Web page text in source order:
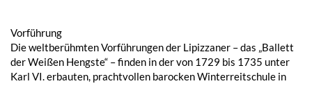
Vorführung
Die weltberühmten Vorführungen der Lipizzaner – das „Ballett
der Weißen Hengste“ – finden in der von 1729 bis 1735 unter
Karl VI. erbauten, prachtvollen barocken Winterreitschule in